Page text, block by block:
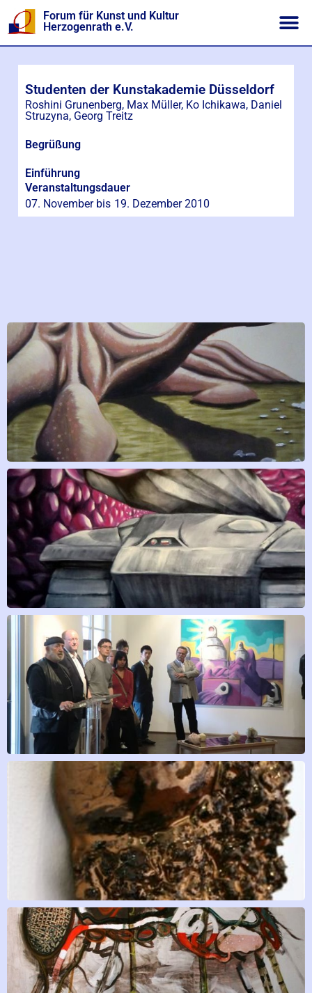
Forum für Kunst und Kultur
Herzogenrath e.V.
Studenten der Kunstakademie Düsseldorf
Roshini Grunenberg, Max Müller, Ko Ichikawa, Daniel
Struzyna, Georg Treitz
Begrüßung
Einführung
Veranstaltungsdauer
07. November bis 19. Dezember 2010